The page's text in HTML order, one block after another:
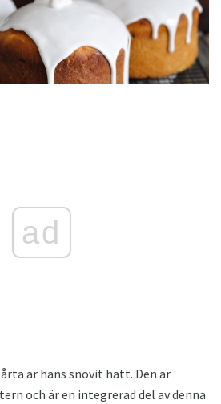
ad
är hans snövit hatt. Den är
och är en integrerad del av denna